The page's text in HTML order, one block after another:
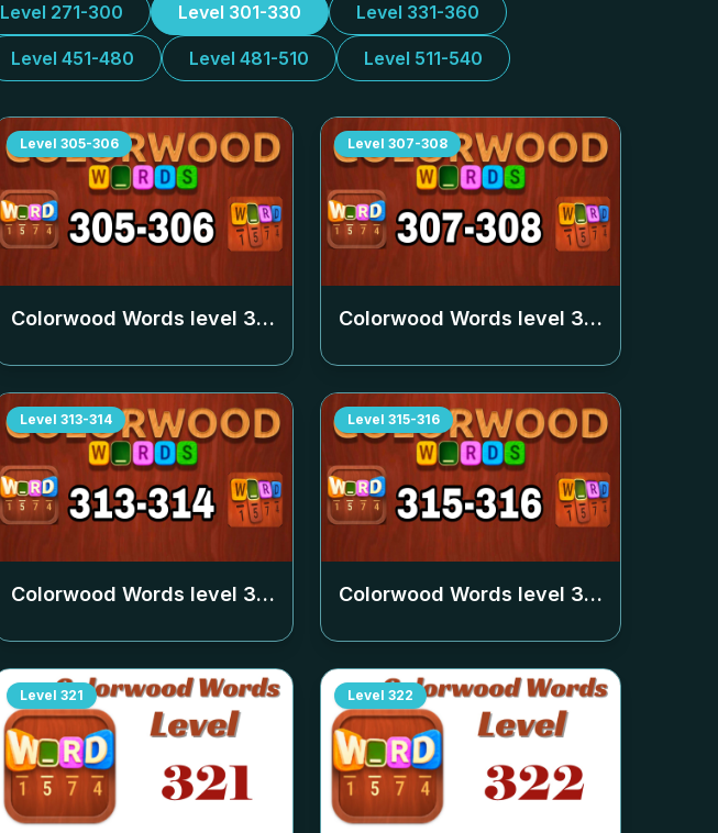
Level 271-300 Level 301-330 Level 331-360
Level 451-480 Level 481-510 Level 511-540
Level 305-306
Colorwood Words level 305-306
Level 307-308
Colorwood Words level 307-308
Level 313-314
Colorwood Words level 313-314
Level 315-316
Colorwood Words level 315-316
Level 321 Level 322